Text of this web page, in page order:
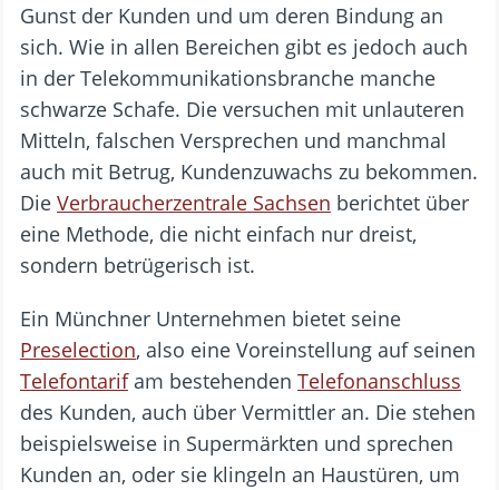
Gunst der Kunden und um deren Bindung an
sich. Wie in allen Bereichen gibt es jedoch auch
in der Telekommunikationsbranche manche
schwarze Schafe. Die versuchen mit unlauteren
Mitteln, falschen Versprechen und manchmal
auch mit Betrug, Kundenzuwachs zu bekommen.
Die Verbraucherzentrale Sachsen berichtet über
eine Methode, die nicht einfach nur dreist,
sondern betrügerisch ist.
Ein Münchner Unternehmen bietet seine
Preselection, also eine Voreinstellung auf seinen
Telefontarifam bestehenden Telefonanschluss
des Kunden, auch über Vermittler an. Die stehen
beispielsweise in Supermärkten und sprechen
Kunden an, oder sie klingeln an Haustüren, um